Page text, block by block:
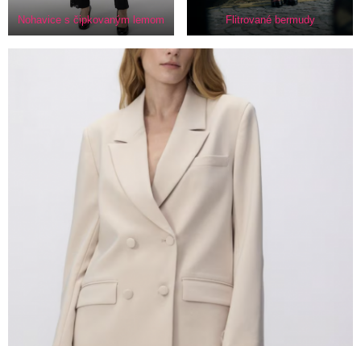
Nohavice s čipkovaným lemom Flitrované bermudy